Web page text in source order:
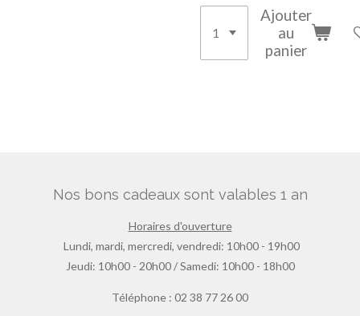
Ajouter
au
panier
Nos bons cadeaux sont valables 1 an
Horaires d'ouverture
Lundi, mardi, mercredi, vendredi: 10h00 - 19h00
Jeudi: 10h00 - 20h00 / Samedi: 10h00 - 18h00
Téléphone : 02 38 77 26 00